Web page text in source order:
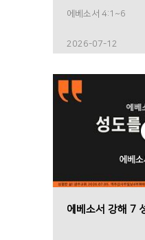
에베소서 4:1~6
2026-07-12
에베소서 강해 7